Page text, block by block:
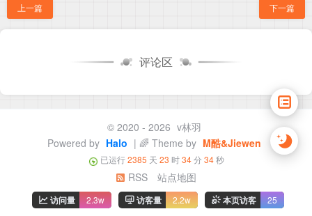
上一篇 下一篇
评论区
© 2020 - 2026 v林羽
Powered by Halo | 🌈 Theme by M酷&Jiewen
已运行2385 天 23 时34分 34秒
RSS 站点地图
访问量 2.3w 访客量 2.2w 本页访客 25